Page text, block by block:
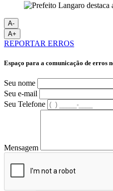
A-
A+
REPORTAR ERROS
Espaço para a comunicação de erros
Seu nome
Seu e-mail
Seu Telefone
Mensagem